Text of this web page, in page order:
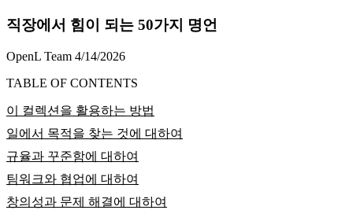
직장에서 힘이 되는 50가지 명언
OpenL Team 4/14/2026
TABLE OF CONTENTS
이 컬렉션을 활용하는 방법
일에서 목적을 찾는 것에 대하여
규율과 꾸준함에 대하여
팀워크와 협업에 대하여
창의성과 문제 해결에 대하여